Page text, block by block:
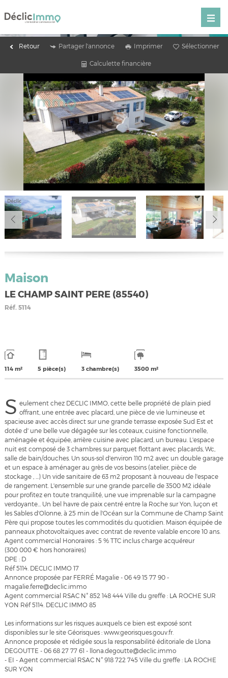
Retour Partager l'annonce Imprimer Sélectionner
Calculette financière
Maison
LE CHAMP SAINT PERE (85540)
Réf.5114
114 m² 5 pièce(s) 3 chambre(s) 3500 m²
S eulement chez DECLIC IMMO, cette belle propriété de plain pied
offrant, une entrée avec placard, une pièce de vie lumineuse et
spacieuse avec accès direct sur une grande terrasse exposée Sud Est et
dotée d' une belle vue dégagée sur les coteaux, cuisine fonctionnelle,
aménagée et équipée, arrière cuisine avec placard, un bureau. L'espace
nuit est composé de 3 chambres sur parquet flottant avec placards, Wc,
salle de bain/douches. Un sous-sol d'environ 110 m2 avec un double garage
et un espace à aménager au grès de vos besoins (atelier, pièce de
stockage , ...) Un vide sanitaire de 63 m2 proposant à nouveau de l'espace
de rangement. L'ensemble sur une grande parcelle de 3500 M2 idéale
pour profitez en toute tranquilité, une vue imprenable sur la campagne
verdoyante... Un bel havre de paix centré entre la Roche sur Yon, luçon et
les Sables d'Olonne, à 25 min de l'Océan sur la Commune de Champ Saint
Père qui propose toutes les commodités du quotidien. Maison équipée de
panneaux photovoltaïques avec contrat de revente valable encore 10 ans.
Agent commercial Honoraires : 5 % TTC inclus charge acquéreur
(300 000 € hors honoraires)
DPE : D
Réf 5114. DECLIC IMMO 17
Annonce proposée par FERRÉ Magalie - 06 49 15 77 90 -
magalie.ferre@declic.immo
Agent commercial RSAC N° 852 148 444 Ville du greffe : LA ROCHE SUR
YON Réf 5114. DECLIC IMMO 85
Les informations sur les risques auxquels ce bien est exposé sont
disponibles sur le site Géorisques : www.georisques.gouv.fr.
Annonce proposée et rédigée sous la responsabilité éditoriale de Llona
DEGOUTTE - 06 68 27 77 61 - llona.degoutte@declic.immo
- EI - Agent commercial RSAC N° 918 722 745 Ville du greffe : LA ROCHE
SUR YON